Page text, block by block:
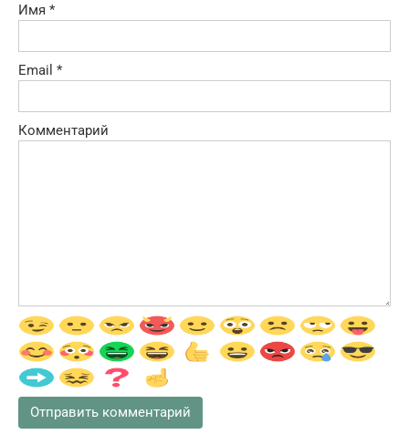
Имя *
Email *
Комментарий